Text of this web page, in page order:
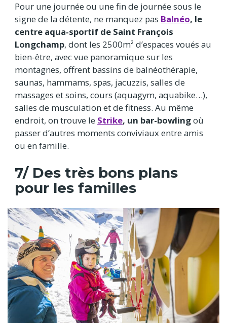
Pour une journée ou une fin de journée sous le
signe de la détente, ne manquez pas Balnéo, le
centre aqua-sportif de Saint François
Longchamp, dont les 2500m² d’espaces voués au
bien-être, avec vue panoramique sur les
montagnes, offrent bassins de balnéothérapie,
saunas, hammams, spas, jacuzzis, salles de
massages et soins, cours (aquagym, aquabike…),
salles de musculation et de fitness. Au même
endroit, on trouve le Strike, un bar-bowlingoù
passer d’autres moments conviviaux entre amis
ou en famille.
7/ Des très bons plans
pour les familles